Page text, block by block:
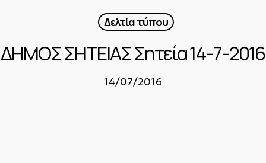
Δελτία τύπου
ΔΗΜΟΣ ΣΗΤΕΙΑΣ Σητεία 14-7-2016
14/07/2016